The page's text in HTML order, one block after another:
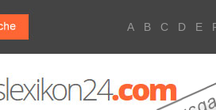
A B C D E